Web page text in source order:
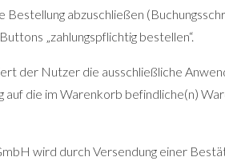
abzuschließen
„zahlungspflichtig bestellen“.
der Nutzer die ausschließliche
die im Warenkorb befindliche(n)
wird durch Versendung einer